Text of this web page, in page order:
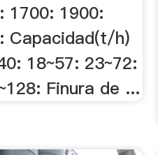
1700: 1900:
Capacidad(t/h)
18~57: 23~72:
Finura de ...